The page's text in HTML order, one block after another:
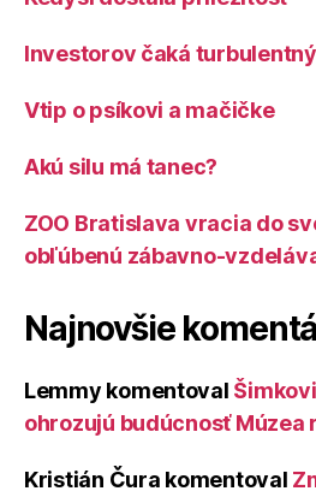
Investorov čaká
Vtip o psíkovi a mačičke
Akú silu má tanec?
ZOO Bratislava vracia do
obľúbenú zábavno-
Najnovšie
Lemmy komentoval
ohrozujú budúcnosť Múzea
Kristián Čura komentoval